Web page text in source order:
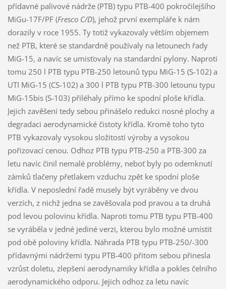
přídavné palivové nádrže (PTB) typu PTB-400 pokročilejšího
MiGu-17F/PF (Fresco C/D), jehož první exempláře k nám
dorazily v roce 1955. Ty totiž vykazovaly větším objemem
než PTB, které se standardně používaly na letounech řady
MiG-15, a navíc se umisťovaly na standardní pylony. Naproti
tomu 250 l PTB typu PTB-250 letounů typu MiG-15 (S-102) a
UTI MiG-15 (CS-102) a 300 l PTB typu PTB-300 letounu typu
MiG-15bis (S-103) přiléhaly přímo ke spodní ploše křídla.
Jejich zavěšení tedy sebou přinášelo redukci nosné plochy a
degradaci aerodynamické čistoty křídla. Kromě toho tyto
PTB vykazovaly vysokou složitostí výroby a vysokou
pořizovací cenou. Odhoz PTB typu PTB-250 a PTB-300 za
letu navíc činil nemalé problémy, neboť byly po odemknutí
zámků tlačeny přetlakem vzduchu zpět ke spodní ploše
křídla. V neposlední řadě musely být vyráběny ve dvou
verzích, z nichž jedna se zavěšovala pod pravou a ta druhá
pod levou polovinu křídla. Naproti tomu PTB typu PTB-400
se vyráběla v jedné jediné verzi, kterou bylo možné umístit
pod obě poloviny křídla. Náhrada PTB typu PTB-250/-300
přídavnými nádržemi typu PTB-400 přitom sebou přinesla
vzrůst doletu, zlepšení aerodynamiky křídla a pokles čelního
aerodynamického odporu. Jejich odhoz za letu navíc